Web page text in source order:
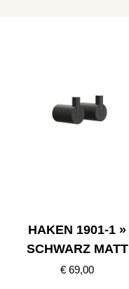
HAKEN 1901-1 »
SCHWARZ MATT
€ 69,00